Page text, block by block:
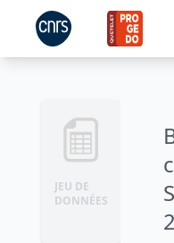
JEU DE
DONNÉES